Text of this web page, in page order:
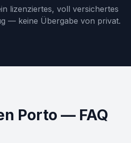
lizenziertes, voll versichertes
— keine Übergabe von privat.
Porto — FAQ